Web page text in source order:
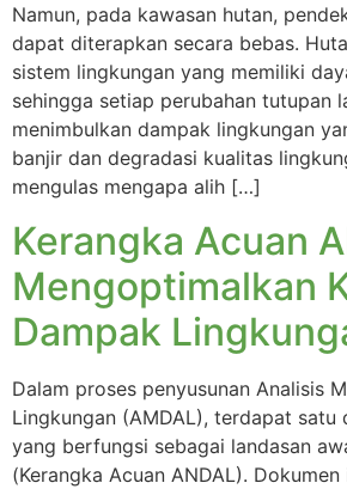
Namun, pada kawasan hutan,
dapat diterapkan secara bebas.
sistem lingkungan yang memiliki
sehingga setiap perubahan tutupan
menimbulkan dampak lingkungan
banjir dan degradasi kualitas
mengulas mengapa alih […]
Kerangka Acuan
Mengoptimalkan
Dampak
Dalam proses penyusunan Analisis
Lingkungan (AMDAL), terdapat satu
yang berfungsi sebagai landasan
(Kerangka Acuan ANDAL).